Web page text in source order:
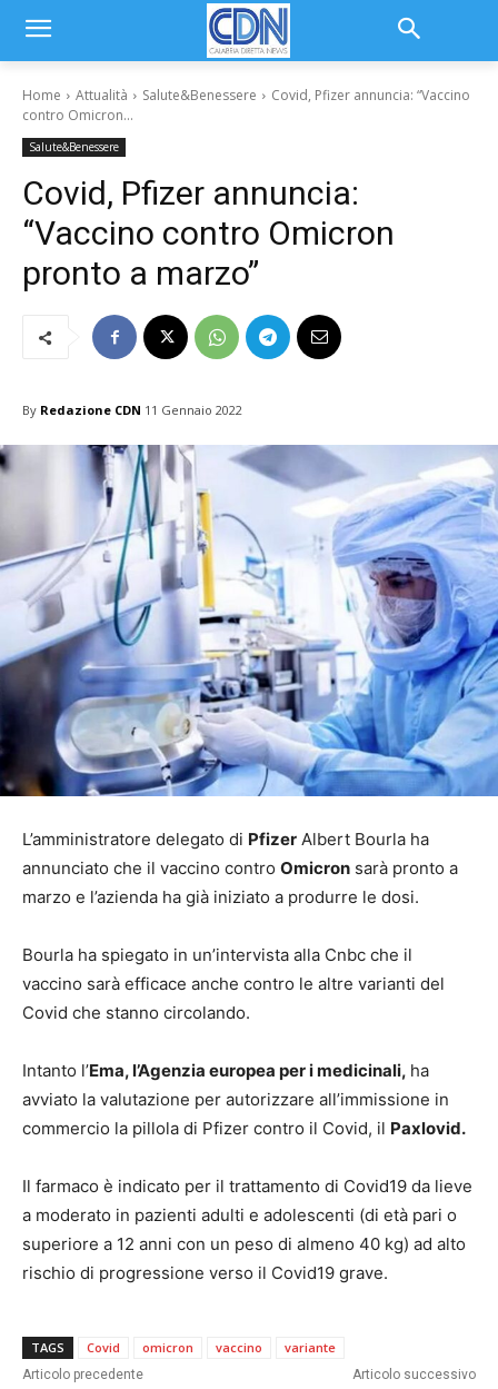
Home Attualità Salute&Benessere
Covid, Pfizer annuncia: “Vaccino
contro Omicron...
Salute&Benessere
Covid, Pfizer annuncia:
“Vaccino contro Omicron
pronto a marzo”
By Redazione CDN 11 Gennaio 2022
L’amministratore delegato di Pfizer Albert Bourla ha
annunciato che il vaccino contro Omicron sarà pronto a
marzo e l’azienda ha già iniziato a produrre le dosi.
Bourla ha spiegato in un’intervista alla Cnbc che il
vaccino sarà efficace anche contro le altre varianti del
Covid che stanno circolando.
Intanto l’Ema, l’Agenzia europea per i medicinali, ha
avviato la valutazione per autorizzare all’immissione in
commercio la pillola di Pfizer contro il Covid, il Paxlovid.
Il farmaco è indicato per il trattamento di Covid19 da lieve
a moderato in pazienti adulti e adolescenti (di età pari o
superiore a 12 anni con un peso di almeno 40 kg) ad alto
rischio di progressione verso il Covid19 grave.
TAGS Covid omicron vaccino variante
Articolo precedente Articolo successivo